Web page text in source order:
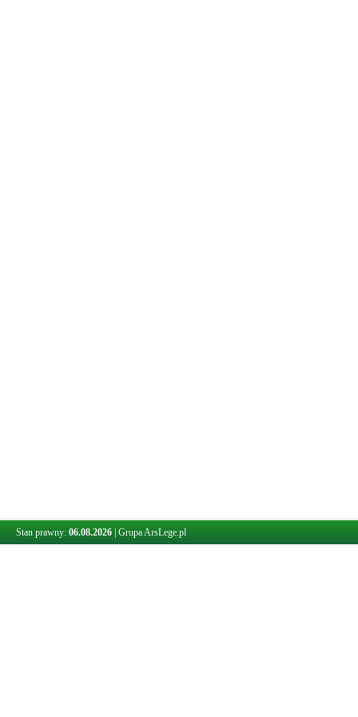
Stan prawny: 06.08.2026 Grupa ArsLege.pl